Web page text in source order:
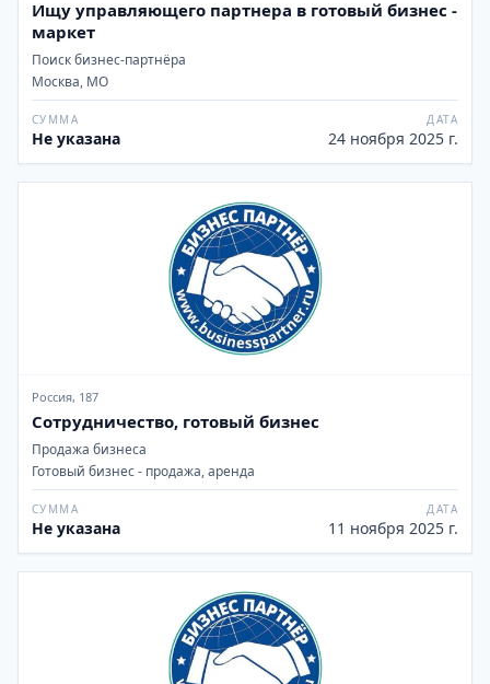
Ищу управляющего партнера в готовый бизнес -
маркет
Поиск бизнес-партнёра
Москва, МО
СУММА
Не указана
ДАТА
24 ноября 2025 г.
Россия, 187
Сотрудничество, готовый бизнес
Продажа бизнеса
Готовый бизнес - продажа, аренда
СУММА
Не указана
ДАТА
11 ноября 2025 г.